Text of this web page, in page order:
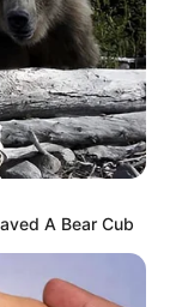
A Bear Cub